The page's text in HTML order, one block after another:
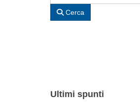
Cerca
Ultimi spunti